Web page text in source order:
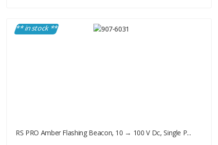
** in stock **
RS PRO Amber Flashing Beacon, 10 → 100 V Dc, Single P...